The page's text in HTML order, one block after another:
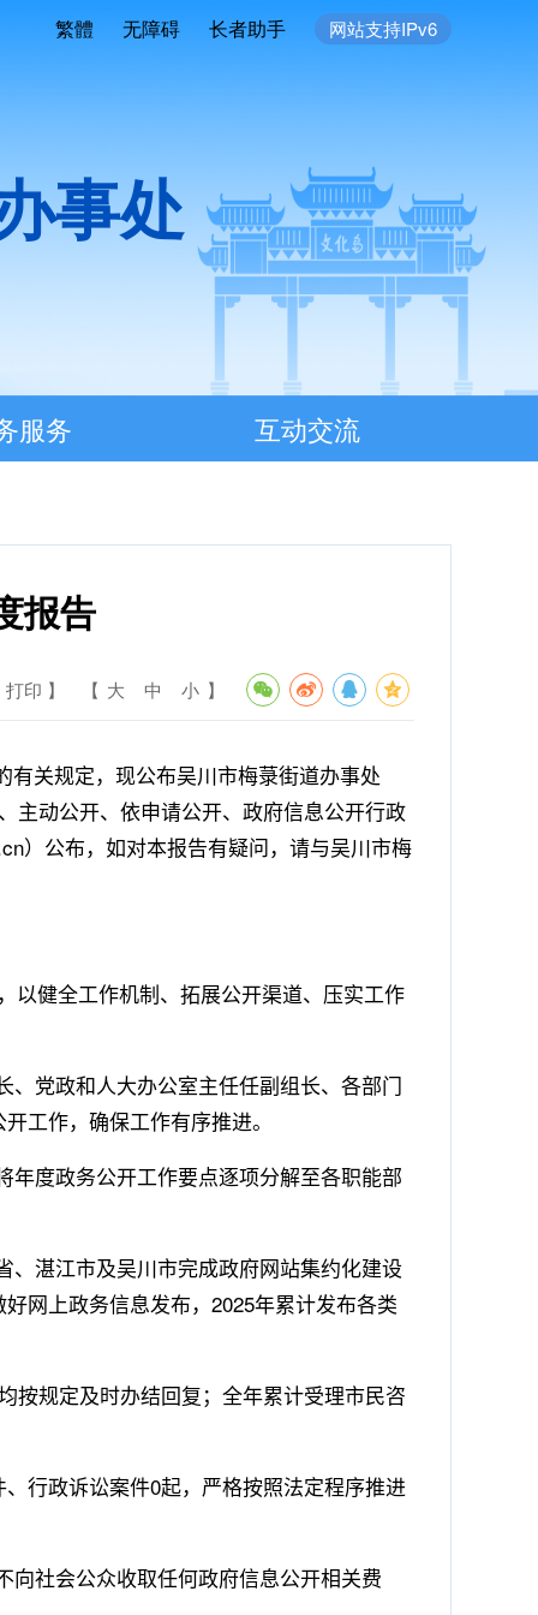
繁體 无障碍 长者助手 网站支持IPv6
事处
服务 互动交流
报告
印 】 【 大 中 小 】
关规定，现公布吴川市梅菉街道办事处
主动公开、依申请公开、政府信息公开行政
）公布，如对本报告有疑问，请与吴川市梅
以健全工作机制、拓展公开渠道、压实工作
党政和人大办公室主任任副组长、各部门
工作，确保工作有序推进。
度政务公开工作要点逐项分解至各职能部
湛江市及吴川市完成政府网站集约化建设
网上政务信息发布， 2025年累计发布各类
按规定及时办结回复；全年累计受理市民咨
、行政诉讼案件0起，严格按照法定程序推进
社会公众收取任何政府信息公开相关费